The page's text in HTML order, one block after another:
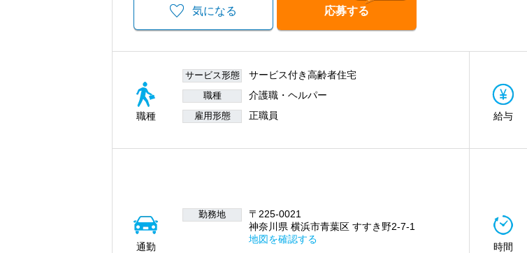
気になる 応募する
職種
サービス形態 サービス付き高齢者住宅
職種 介護職・ヘルパー
雇用形態 正職員 給与
通勤
勤務地
〒225-0021
神奈川県 横浜市青葉区 すすき野2-7-1
地図を確認する
時間